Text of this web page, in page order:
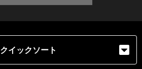
クイックソート